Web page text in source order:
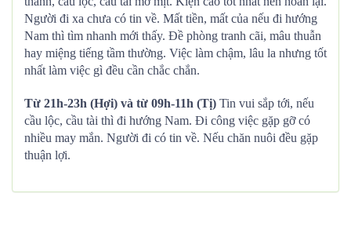
Người đi xa chưa có tin về. Mất tiền, mất của nếu đi hướng
Nam thì tìm nhanh mới thấy. Đề phòng tranh cãi, mâu thuẫn
hay miệng tiếng tầm thường. Việc làm chậm, lâu la nhưng tốt
nhất làm việc gì đều cần chắc chắn.
Từ 21h-23h (Hợi) và từ 09h-11h (Tị) Tin vui sắp tới, nếu
cầu lộc, cầu tài thì đi hướng Nam. Đi công việc gặp gỡ có
nhiều may mắn. Người đi có tin về. Nếu chăn nuôi đều gặp
thuận lợi.